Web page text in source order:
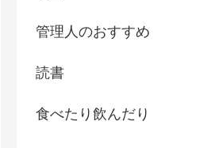
管理人のおすすめ
読書
食べたり飲んだり